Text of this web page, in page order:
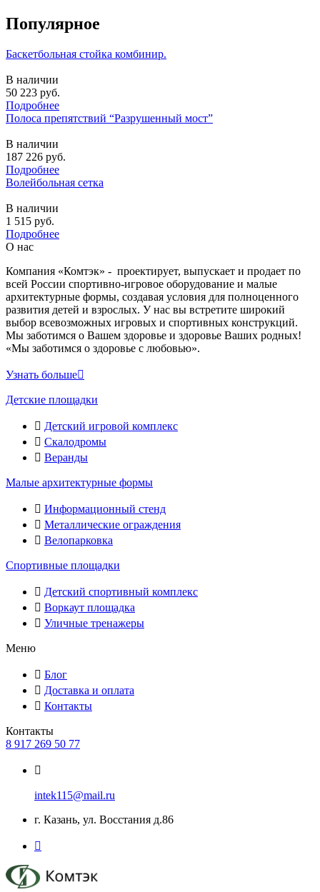
Популярное
Баскетбольная стойка комбинир.
В наличии
50 223 руб.
Подробнее
Полоса препятствий “Разрушенный мост”
В наличии
187 226 руб.
Подробнее
Волейбольная сетка
В наличии
1 515 руб.
Подробнее
О нас
Компания «Комтэк» - проектирует, выпускает и продает по
всей России спортивно-игровое оборудование и малые
архитектурные формы, создавая условия для полноценного
развития детей и взрослых. У нас вы встретите широкий
выбор всевозможных игровых и спортивных конструкций.
Мы заботимся о Вашем здоровье и здоровье Ваших родных!
«Мы заботимся о здоровье с любовью».
Узнать больше
Детские площадки
Детский игровой комплекс
Скалодромы
Веранды
Малые архитектурные формы
Информационный стенд
Металлические ограждения
Велопарковка
Спортивные площадки
Детский спортивный комплекс
Воркаут площадка
Уличные тренажеры
Меню
Блог
Доставка и оплата
Контакты
Контакты
8 917 269 50 77
intek115@mail.ru
г. Казань, ул. Восстания д.86